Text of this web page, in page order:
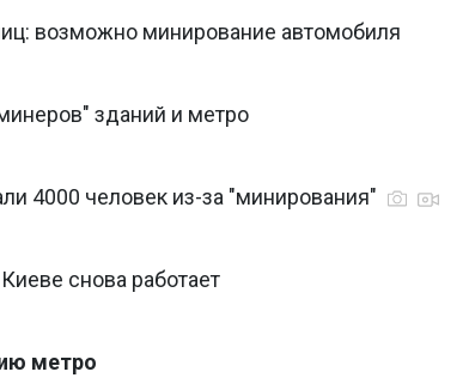
возможно минирование автомобиля
зданий и метро
4000 человек из-за "минирования"
снова работает
метро